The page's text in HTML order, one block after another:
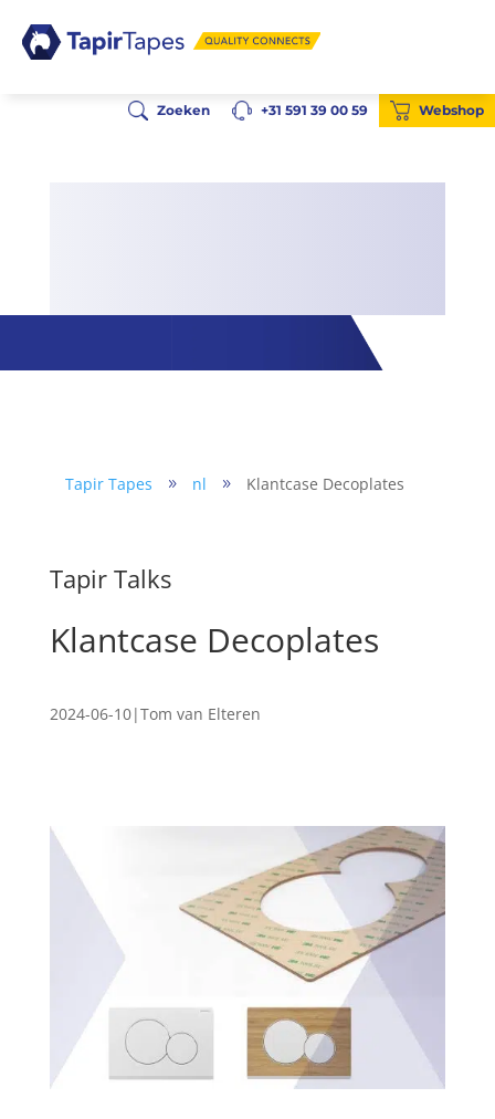
Webshop
+31 591 39 00 59
Zoeken
Tapir Tapes 9 nl 9 Klantcase Decoplates
Tapir Talks
Klantcase Decoplates
2024-06-10|Tom van Elteren